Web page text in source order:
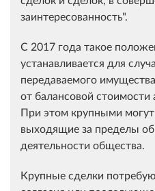
заинтересованность".
С 2017 года такое
устанавливается для
передаваемого
от балансовой
При этом крупными могут
выходящие за пределы
деятельности общества.
Крупные сделки